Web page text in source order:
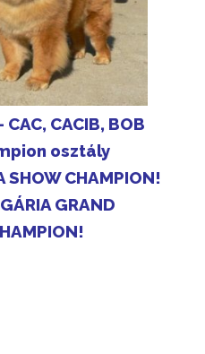
CAC, CACIB, BOB
osztály
SHOW CHAMPION!
GRAND